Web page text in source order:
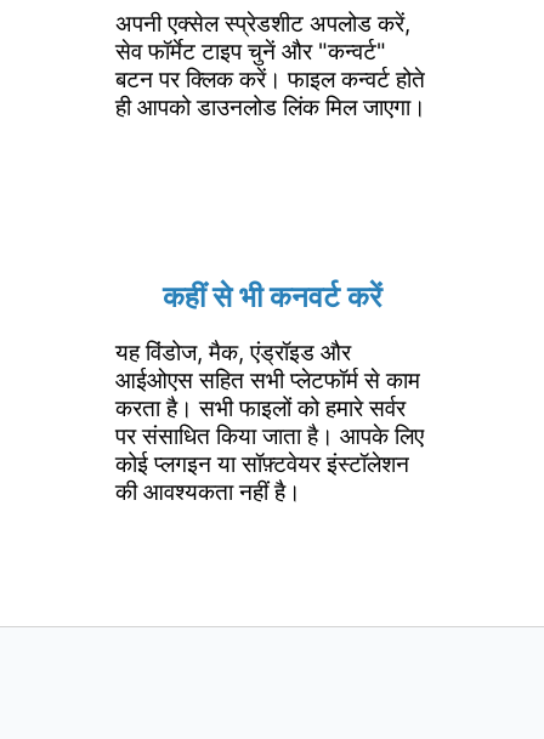
अपनी एक्सेल स्प्रेडशीट अपलोड करें,
सेव फॉर्मेट टाइप चुनें और "कन्वर्ट"
बटन पर क्लिक करें। फाइल कन्वर्ट होते
ही आपको डाउनलोड लिंक मिल जाएगा।
कहीं से भी कनवर्ट करें
यह विंडोज, मैक, एंड्रॉइड और
आईओएस सहित सभी प्लेटफॉर्म से काम
करता है। सभी फाइलों को हमारे सर्वर
पर संसाधित किया जाता है। आपके लिए
कोई प्लगइन या सॉफ़्टवेयर इंस्टॉलेशन
की आवश्यकता नहीं है।